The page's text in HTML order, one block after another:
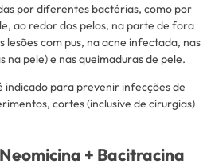
por diferentes bactérias, como por
ao redor dos pelos, na parte de fora
lesões com pus, na acne infectada, nas
pele) e nas queimaduras de pele.
indicado para prevenir infecções de
cortes (inclusive de cirurgias)
+ Bacitracina